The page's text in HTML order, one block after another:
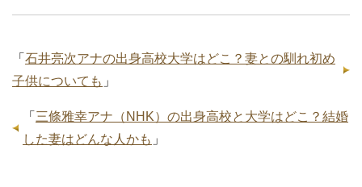
「 石井亮次アナの出身高校大学はどこ？妻との馴れ初め
子供についても 」
「 三條雅幸アナ（NHK）の出身高校と大学はどこ？結婚
した妻はどんな人かも 」